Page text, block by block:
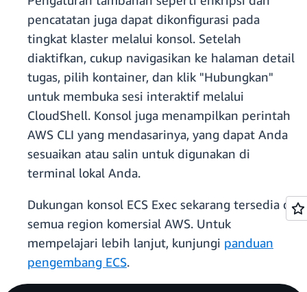
pencatatan juga dapat dikonfigurasi pada
tingkat klaster melalui konsol. Setelah
diaktifkan, cukup navigasikan ke halaman detail
tugas, pilih kontainer, dan klik "Hubungkan"
untuk membuka sesi interaktif melalui
CloudShell. Konsol juga menampilkan perintah
AWS CLI yang mendasarinya, yang dapat Anda
sesuaikan atau salin untuk digunakan di
terminal lokal Anda.
Dukungan konsol ECS Exec sekarang tersedia di
semua region komersial AWS. Untuk
mempelajari lebih lanjut, kunjungi panduan
pengembang ECS.